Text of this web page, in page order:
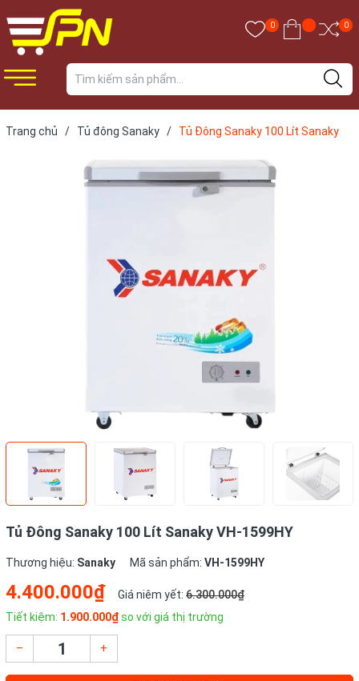
0 0
Trang chủ / Tủ đông Sanaky /
Tủ Đông Sanaky 100 Lít Sanaky
Tủ Đông Sanaky 100 Lít Sanaky VH-1599HY
Thương hiệu: Sanaky Mã sản phẩm: VH-1599HY
4.400.000₫ Giá niêm yết: 6.300.000₫
Tiết kiệm: 1.900.000₫so với giá thị trường
– +